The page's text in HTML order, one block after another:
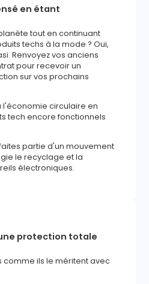
en étant
tout en continuant
techs à la mode ? Oui,
Renvoyez vos anciens
pour recevoir un
sur vos prochains
l'économie circulaire en
tech encore fonctionnels
partie d'un mouvement
le recyclage et la
électroniques.
protection totale
comme ils le méritent avec